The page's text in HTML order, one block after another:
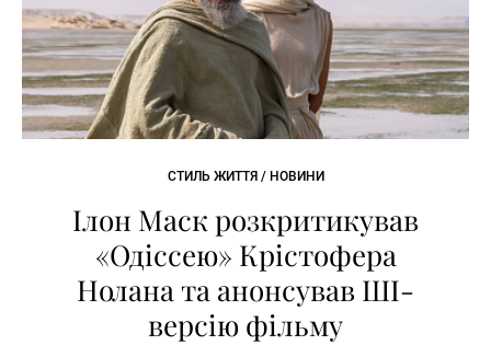
СТИЛЬ ЖИТТЯ / НОВИНИ
Ілон Маск розкритикував
«Одіссею» Крістофера
Нолана та анонсував ШІ-
версію фільму